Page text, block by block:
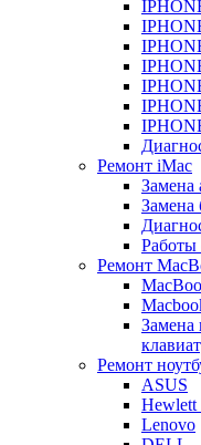
Ремонт iMac
Замена
Замена
Работы
Ремонт
Замена
Ремонт
ASUS
Hewlett
Lenovo